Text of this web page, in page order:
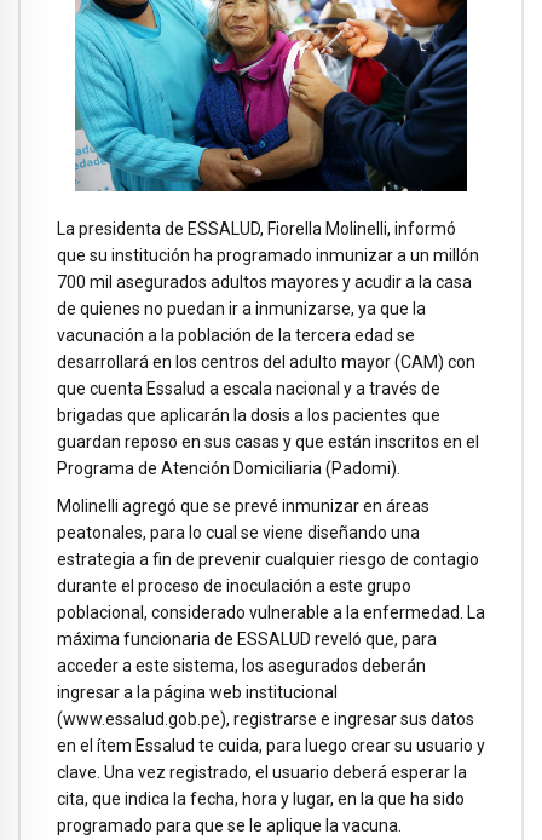
La presidenta de ESSALUD, Fiorella Molinelli, informó
que su institución ha programado inmunizar a un millón
700 mil asegurados adultos mayores y acudir a la casa
de quienes no puedan ir a inmunizarse, ya que la
vacunación a la población de la tercera edad se
desarrollará en los centros del adulto mayor (CAM) con
que cuenta Essalud a escala nacional y a través de
brigadas que aplicarán la dosis a los pacientes que
guardan reposo en sus casas y que están inscritos en el
Programa de Atención Domiciliaria (Padomi).
Molinelli agregó que se prevé inmunizar en áreas
peatonales, para lo cual se viene diseñando una
estrategia a fin de prevenir cualquier riesgo de contagio
durante el proceso de inoculación a este grupo
poblacional, considerado vulnerable a la enfermedad. La
máxima funcionaria de ESSALUD reveló que, para
acceder a este sistema, los asegurados deberán
ingresar a la página web institucional
(www.essalud.gob.pe), registrarse e ingresar sus datos
en el ítem Essalud te cuida, para luego crear su usuario y
clave. Una vez registrado, el usuario deberá esperar la
cita, que indica la fecha, hora y lugar, en la que ha sido
programado para que se le aplique la vacuna.